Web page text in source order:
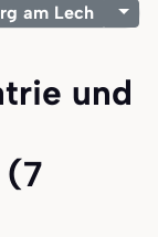
am Lech
und
(7